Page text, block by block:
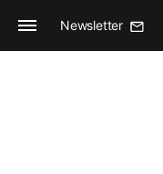
Newsletter